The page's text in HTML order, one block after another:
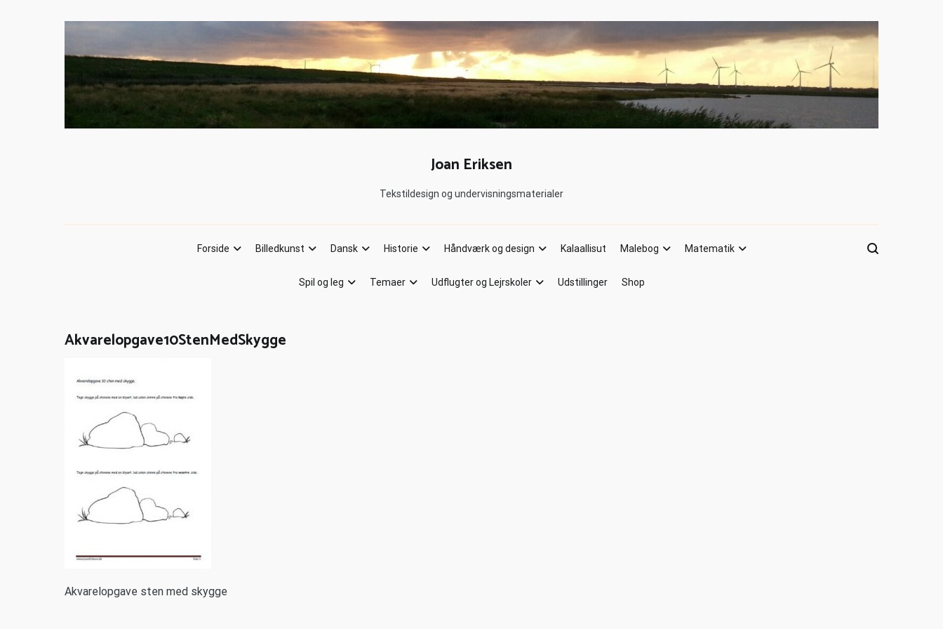
Joan Eriksen
Tekstildesign og undervisningsmaterialer
Forside Billedkunst Dansk Historie Håndværk og design Kalaallisut Malebog Matematik
Spil og leg Temaer Udflugter og Lejrskoler Udstillinger Shop
Akvarelopgave10StenMedSkygge
Akvarelopgave sten med skygge